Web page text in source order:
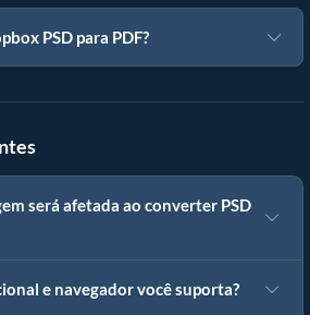
PSD para PDF?
será afetada ao converter PSD
e navegador você suporta?